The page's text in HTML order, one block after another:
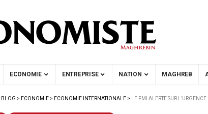
ECONOMIE ENTREPRISE NATION MAGHREB
BLOG > ECONOMIE > ECONOMIE INTERNATIONALE > LE FMI ALERTE SUR